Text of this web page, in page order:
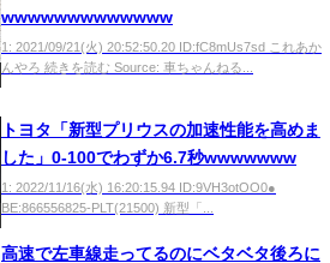
wwwwwwwwwwwww
1: 2021/09/21(火) 20:52:50.20 ID:fC8mUs7sd これあか
んやろ 続きを読む Source: 車ちゃんねる...
トヨタ「新型プリウスの加速性能を高めま
した」0-100でわずか6.7秒wwwwwww
1: 2022/11/16(水) 16:20:15.94 ID:9VH3otOO0●
BE:866556825-PLT(21500) 新型「...
高速で左車線走ってるのにベタベタ後ろに